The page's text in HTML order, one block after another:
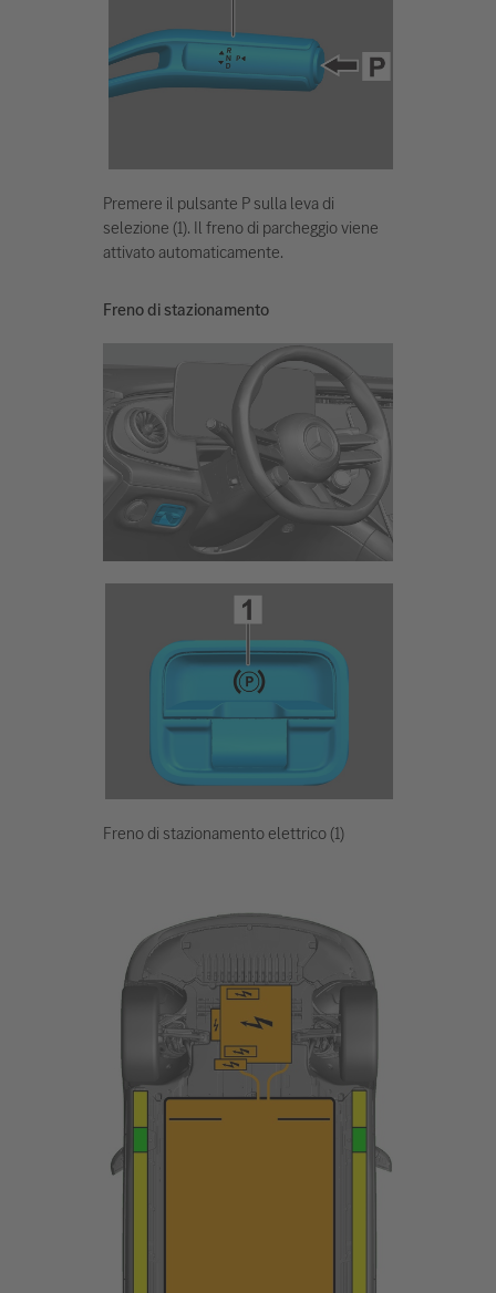
Premere il pulsante P sulla leva di
selezione (1). Il freno di parcheggio viene
attivato automaticamente.
Freno di stazionamento
Freno di stazionamento elettrico (1)